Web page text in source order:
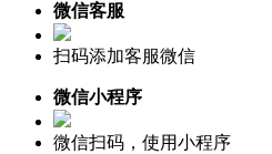
微信客服
扫码添加客服微信
微信小程序
微信扫码，使用小程序